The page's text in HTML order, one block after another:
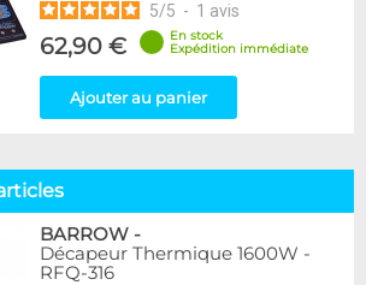
5/5 - 1 avis
62,90 €
En stock
Expédition immédiate
Ajouter au panier
BARROW -
Décapeur Thermique 1600W -
RFQ-316